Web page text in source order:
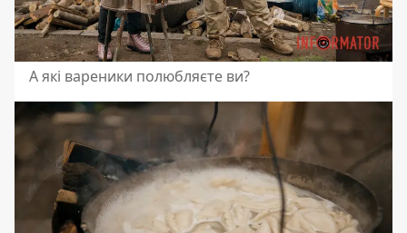
А які вареники полюбляєте ви?